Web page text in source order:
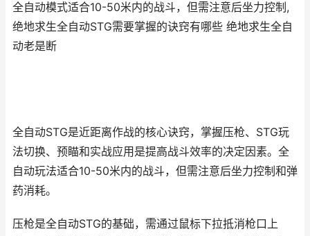
全自动模式适合10-50米内的战斗，但需注意后坐力控制,
绝地求生全自动STG需要掌握的诀窍有哪些 绝地求生全自
动老是断
全自动STG是近距离作战的核心诀窍，掌握压枪、STG玩
法切换、预瞄和实战应用是提高战斗效率的决定因素。全
自动玩法适合10-50米内的战斗，但需注意后坐力控制和弹
药消耗。
压枪是全自动STG的基础，需通过鼠标下拉抵消枪口上